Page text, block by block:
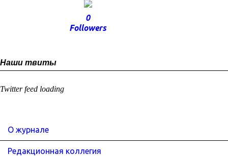
0
Followers
Наши твиты
Twitter feed loading
О журнале
Редакционная коллегия